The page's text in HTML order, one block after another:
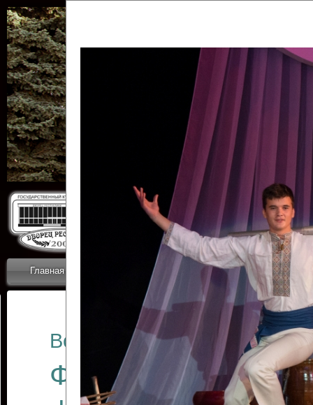
Главная Коллективы Новости
ОТЧЕТЫ ГКЦ
Все отчеты
Финал